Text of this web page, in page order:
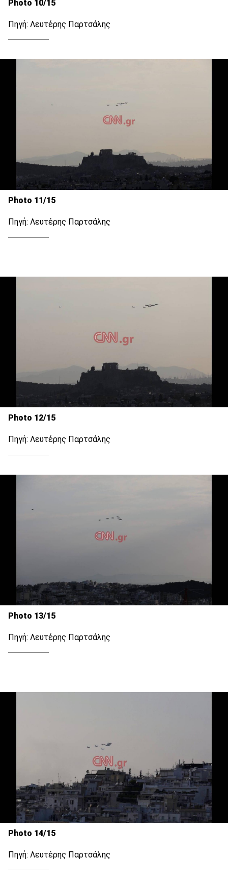
Photo 10/15
Πηγή: Λευτέρης Παρτσάλης
Photo 11/15
Πηγή: Λευτέρης Παρτσάλης
Photo 12/15
Πηγή: Λευτέρης Παρτσάλης
Photo 13/15
Πηγή: Λευτέρης Παρτσάλης
Photo 14/15
Πηγή: Λευτέρης Παρτσάλης